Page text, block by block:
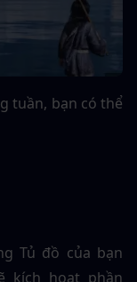
tuần, bạn có thể
Tủ đồ của bạn
kích hoạt phần